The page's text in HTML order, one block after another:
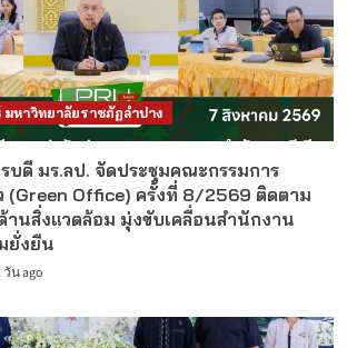
หาวิทยาลัยราชภัฏลำปาง
บดี มร.ลป. จัดประชุมคณะกรรมการ
(Green Office) ครั้งที่ 8/2569 ติดตาม
านสิ่งแวดล้อม มุ่งขับเคลื่อนสำนักงาน
ยั่งยืน
วัน ago